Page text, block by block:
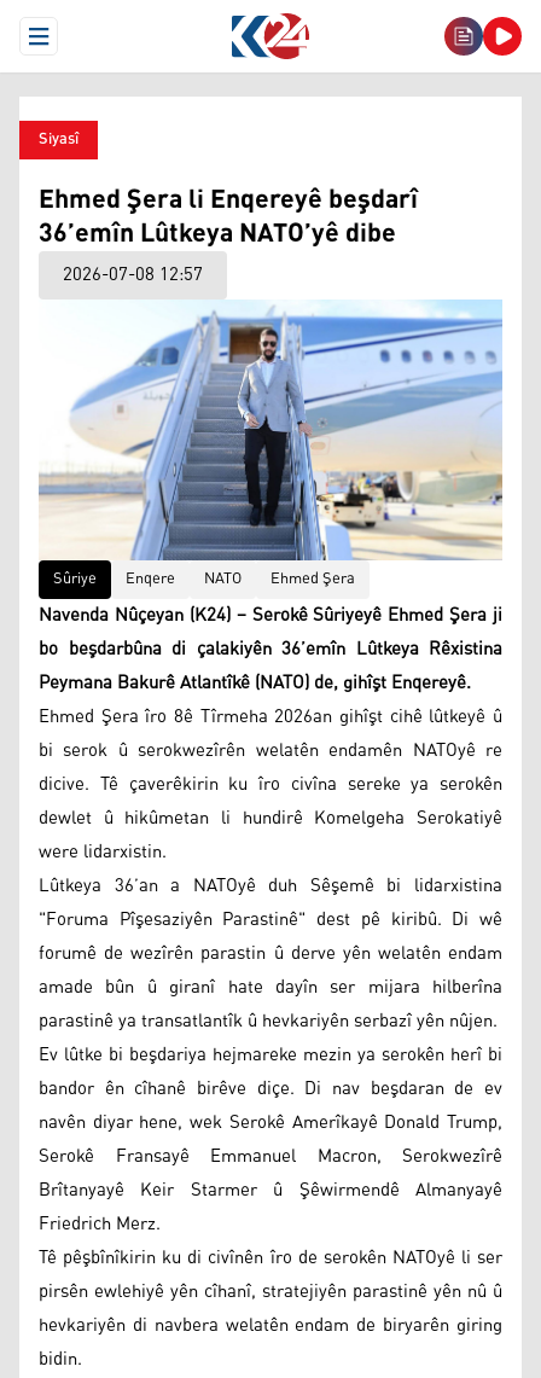
Open Menu
Siyasî
Ehmed Şera li Enqereyê beşdarî
36’emîn Lûtkeya NATO’yê dibe
2026-07-08 12:57
Sûriye Enqere NATO Ehmed Şera
Navenda Nûçeyan (K24) – Serokê Sûriyeyê Ehmed Şera ji
bo beşdarbûna di çalakiyên 36’emîn Lûtkeya Rêxistina
Peymana Bakurê Atlantîkê (NATO) de, gihîşt Enqereyê.
Ehmed Şera îro 8ê Tîrmeha 2026an gihîşt cihê lûtkeyê û
bi serok û serokwezîrên welatên endamên NATOyê re
dicive. Tê çaverêkirin ku îro civîna sereke ya serokên
dewlet û hikûmetan li hundirê Komelgeha Serokatiyê
were lidarxistin.
Lûtkeya 36’an a NATOyê duh Sêşemê bi lidarxistina
"Foruma Pîşesaziyên Parastinê" dest pê kiribû. Di wê
forumê de wezîrên parastin û derve yên welatên endam
amade bûn û giranî hate dayîn ser mijara hilberîna
parastinê ya transatlantîk û hevkariyên serbazî yên nûjen.
Ev lûtke bi beşdariya hejmareke mezin ya serokên herî bi
bandor ên cîhanê birêve diçe. Di nav beşdaran de ev
navên diyar hene, wek Serokê Amerîkayê Donald Trump,
Serokê Fransayê Emmanuel Macron, Serokwezîrê
Brîtanyayê Keir Starmer û Şêwirmendê Almanyayê
Friedrich Merz.
Tê pêşbînîkirin ku di civînên îro de serokên NATOyê li ser
pirsên ewlehiyê yên cîhanî, stratejiyên parastinê yên nû û
hevkariyên di navbera welatên endam de biryarên giring
bidin.